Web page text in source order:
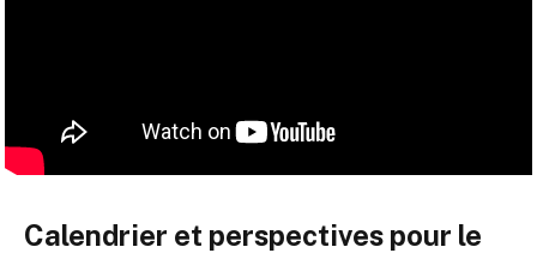
Calendrier et perspectives pour le